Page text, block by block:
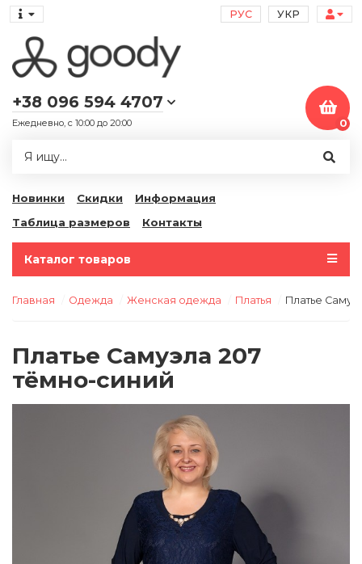
РУС УКР
+38 096 594 4707
Ежедневно, с 10:00 до 20:00 0
Новинки Скидки
Информация
Таблица размеров
Контакты
Каталог товаров
Главная Одежда Женская одежда Платья Платье
Платье Самуэла 207
тёмно-синий